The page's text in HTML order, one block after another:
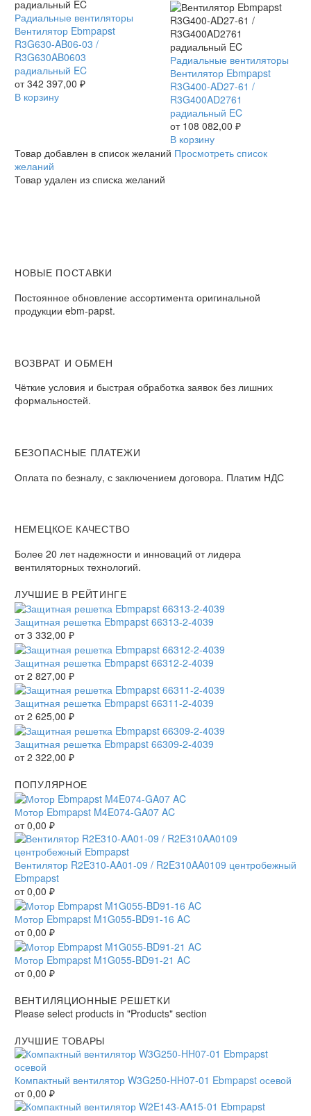
Вентилятор
Ebmpapst
R3G630-
AB06-
03
/
R3G630AB0603
Радиальные вентиляторы
Вентилятор Ebmpapst
R3G630-AB06-03 /
R3G630AB0603
радиальный EC
от342 397,00 ₽
В корзину
Вентилятор
Ebmpapst
R3G400-
AD27-
61
/
R3G400AD2761
радиальный
Радиальные вентиляторы
Вентилятор Ebmpapst
R3G400-AD27-61 /
R3G400AD2761
радиальный EC
от 108 082,00 ₽
В корзину
Товар добавлен в список желаний Просмотреть список
желаний
Товар удален из списка желаний
НОВЫЕ ПОСТАВКИ
Постоянное обновление ассортимента оригинальной
продукции ebm-papst.
ВОЗВРАТ И ОБМЕН
Чёткие условия и быстрая обработка заявок без лишних
формальностей.
БЕЗОПАСНЫЕ ПЛАТЕЖИ
Оплата по безналу, с заключением договора. Платим НДС
НЕМЕЦКОЕ КАЧЕСТВО
Более 20 лет надежности и инноваций от лидера
вентиляторных технологий.
ЛУЧШИЕ В РЕЙТИНГЕ
Защитная решетка Ebmpapst 66313-2-4039
от3 332,00 ₽
Защитная решетка Ebmpapst 66312-2-4039
от2 827,00 ₽
Защитная решетка Ebmpapst 66311-2-4039
от2 625,00 ₽
Защитная решетка Ebmpapst 66309-2-4039
от2 322,00 ₽
ПОПУЛЯРНОЕ
Мотор Ebmpapst M4E074-GA07 AC
от0,00 ₽
Вентилятор R2E310-AA01-09 / R2E310AA0109 центробежный
Ebmpapst
от0,00 ₽
Мотор Ebmpapst M1G055-BD91-16 AC
от0,00 ₽
Мотор Ebmpapst M1G055-BD91-21 AC
от0,00 ₽
ВЕНТИЛЯЦИОННЫЕ РЕШЕТКИ
Please select products in "Products" section
ЛУЧШИЕ ТОВАРЫ
Компактный вентилятор W3G250-HH07-01 Ebmpapst осевой
от0,00 ₽